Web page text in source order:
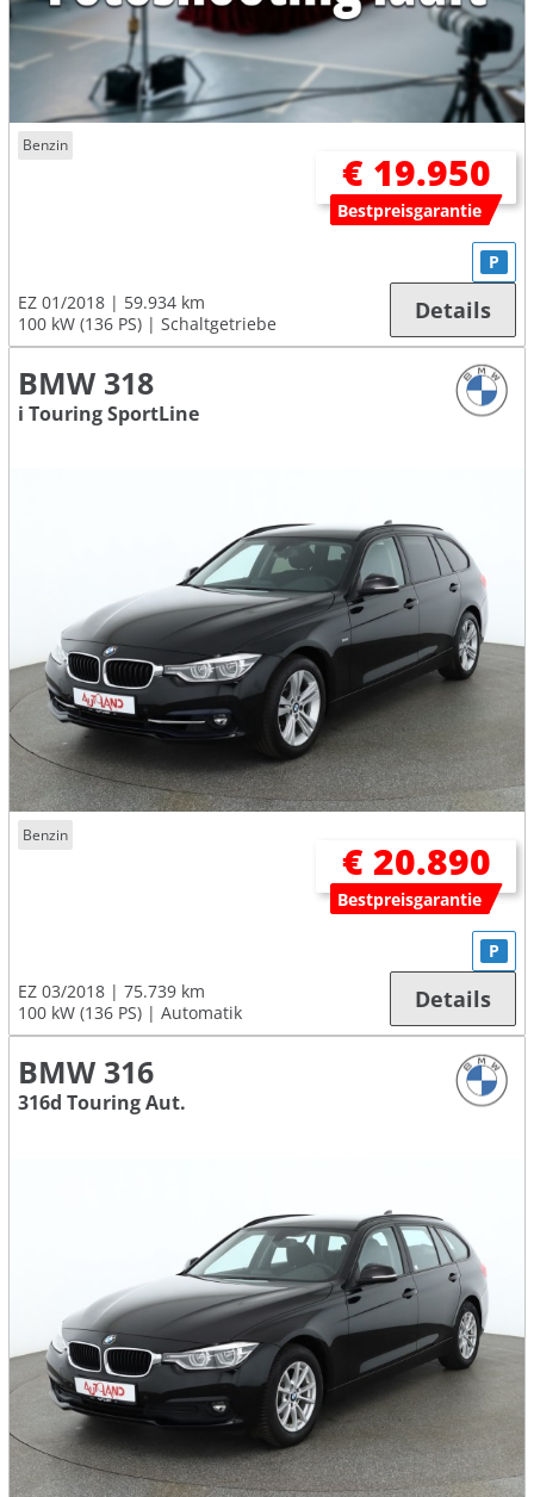
Benzin
€ 19.950
Bestpreisgarantie
EZ 01/2018
59.934 km
100 kW (136 PS)
Schaltgetriebe
P
Details
BMW 318
i Touring SportLine
Benzin
€ 20.890
Bestpreisgarantie
EZ 03/2018
75.739 km
100 kW (136 PS)
Automatik
P
Details
BMW 316
316d Touring Aut.